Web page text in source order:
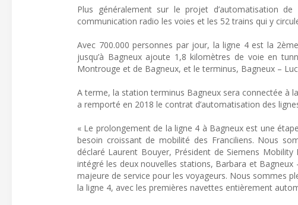
Plus généralement sur le projet d’automatisation
communication radio les voies et les 52 trains qui y
Avec 700.000 personnes par jour, la ligne 4 est la
jusqu’à Bagneux ajoute 1,8 kilomètres de voie en
Montrouge et de Bagneux, et le terminus, Bagneux –
A terme, la station terminus Bagneux sera connectée à
a remporté en 2018 le contrat d’automatisation des
« Le prolongement de la ligne 4 à Bagneux est une
besoin croissant de mobilité des Franciliens. Nous
déclaré Laurent Bouyer, Président de Siemens
intégré les deux nouvelles stations, Barbara et
majeure de service pour les voyageurs. Nous sommes
la ligne 4, avec les premières navettes entièrement